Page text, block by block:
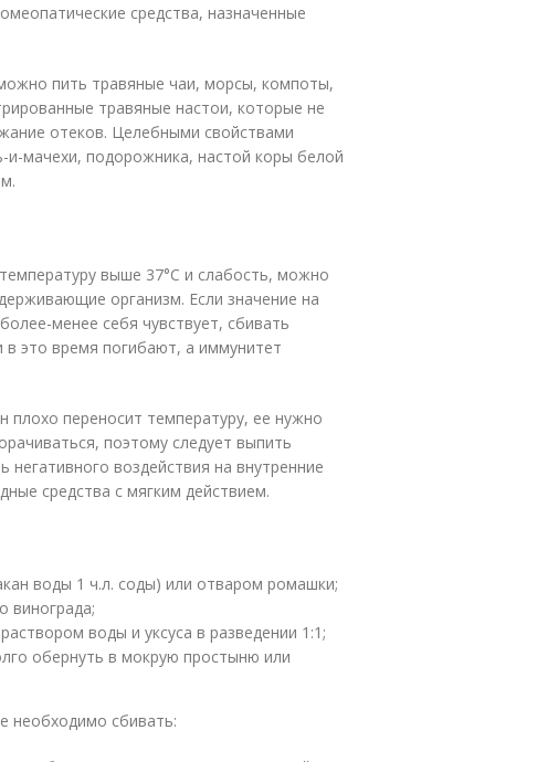
средства, назначенные
пить травяные чаи, морсы, компоты,
травяные настои, которые не
отеков. Целебными свойствами
мачехи, подорожника, настой коры белой
выше 37°C и слабость, можно
организм. Если значение на
менее себя чувствует, сбивать
в это время погибают, а иммунитет
плохо переносит температуру, ее нужно
поэтому следует выпить
воздействия на внутренние
средства с мягким действием.
воды 1 ч.л. соды) или отваром ромашки;
винограда;
воды и уксуса в разведении 1:1;
обернуть в мокрую простыню или
необходимо сбивать: